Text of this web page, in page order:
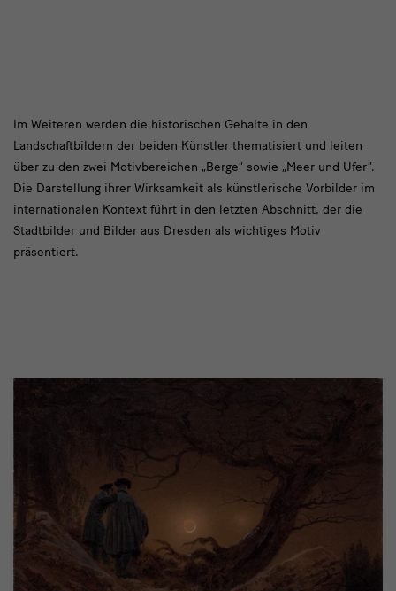
text3
Im Weiteren werden die historischen Gehalte in den
Landschaftbildern der beiden Künstler thematisiert und leiten
über zu den zwei Motivbereichen „Berge“ sowie „Meer und Ufer“.
Die Darstellung ihrer Wirksamkeit als künstlerische Vorbilder im
internationalen Kontext führt in den letzten Abschnitt, der die
Stadtbilder und Bilder aus Dresden als wichtiges Motiv
präsentiert.